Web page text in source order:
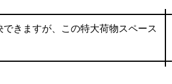
きますが、この特大荷物スペース